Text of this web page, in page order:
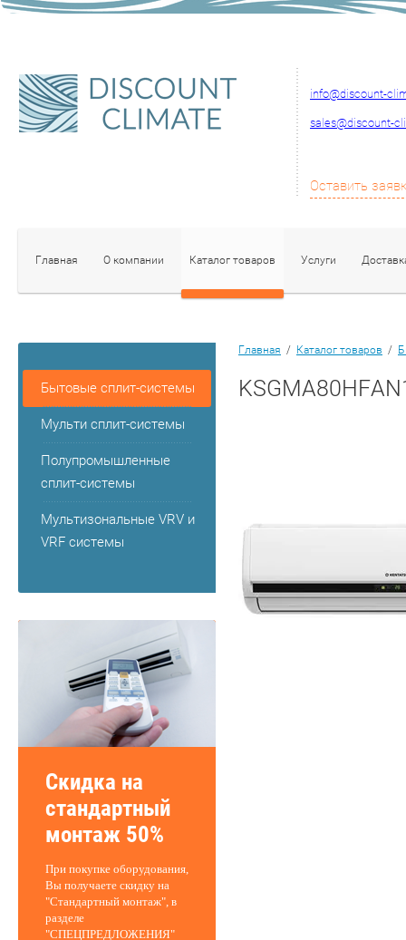
info@discount-
sales@discount-
Оставить
Главная О компании Каталог товаров Услуги
Бытовые сплит-системы
Мульти сплит-системы
Полупромышленные
сплит-системы
Мультизональные VRV и
VRF системы
Скидка на
стандартный
монтаж 50%
При покупке оборудования,
Вы получаете скидку на
"Стандартный монтаж", в
разделе
"СПЕЦПРЕДЛОЖЕНИЯ"
Главная / Каталог товаров /